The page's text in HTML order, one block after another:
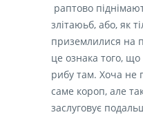
раптово
злітаюьб, або, як
приземлилися на
це ознака того, що
рибу там. Хоча не
саме короп, але
заслуговує